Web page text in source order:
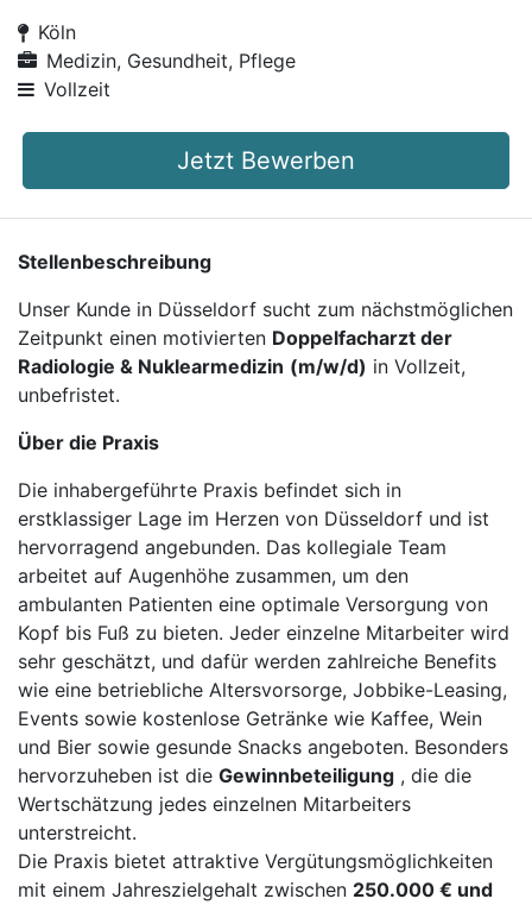
Köln
Medizin, Gesundheit, Pflege
Vollzeit
Jetzt Bewerben
Stellenbeschreibung
Unser Kunde in Düsseldorf sucht zum nächstmöglichen
Zeitpunkt einen motivierten Doppelfacharzt der
Radiologie & Nuklearmedizin (m/w/d) in Vollzeit,
unbefristet.
Über die Praxis
Die inhabergeführte Praxis befindet sich in
erstklassiger Lage im Herzen von Düsseldorf und ist
hervorragend angebunden. Das kollegiale Team
arbeitet auf Augenhöhe zusammen, um den
ambulanten Patienten eine optimale Versorgung von
Kopf bis Fuß zu bieten. Jeder einzelne Mitarbeiter wird
sehr geschätzt, und dafür werden zahlreiche Benefits
wie eine betriebliche Altersvorsorge, Jobbike-Leasing,
Events sowie kostenlose Getränke wie Kaffee, Wein
und Bier sowie gesunde Snacks angeboten. Besonders
hervorzuheben ist die Gewinnbeteiligung , die die
Wertschätzung jedes einzelnen Mitarbeiters
unterstreicht.
Die Praxis bietet attraktive Vergütungsmöglichkeiten
mit einem Jahreszielgehalt zwischen 250.000 € und